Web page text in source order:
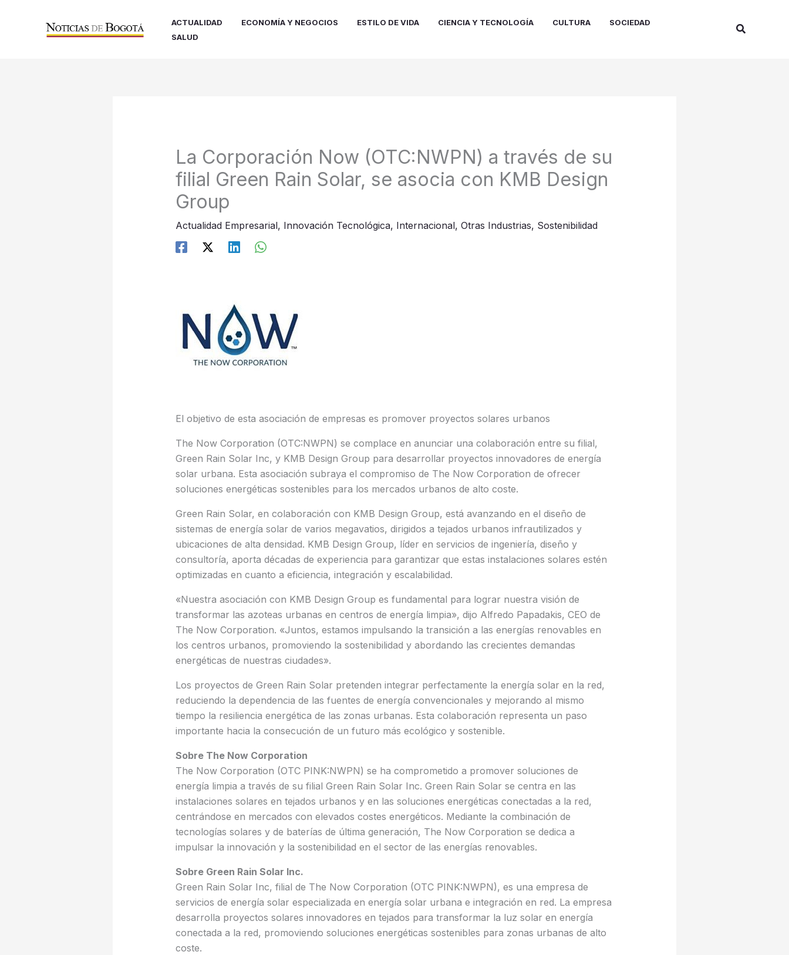
ACTUALIDAD ECONOMÍA Y NEGOCIOS ESTILO DE VIDA CIENCIA Y TECNOLOGÍA CULTURA
SOCIEDAD
SALUD
Buscar
La Corporación Now (OTC:NWPN) a través de su
filial Green Rain Solar, se asocia con KMB Design
Group
Actualidad Empresarial, Innovación Tecnológica, Internacional, Otras Industrias, Sostenibilidad
El objetivo de esta asociación de empresas es promover proyectos solares urbanos
The Now Corporation (OTC:NWPN) se complace en anunciar una colaboración entre su filial,
Green Rain Solar Inc, y KMB Design Group para desarrollar proyectos innovadores de energía
solar urbana. Esta asociación subraya el compromiso de The Now Corporation de ofrecer
soluciones energéticas sostenibles para los mercados urbanos de alto coste.
Green Rain Solar, en colaboración con KMB Design Group, está avanzando en el diseño de
sistemas de energía solar de varios megavatios, dirigidos a tejados urbanos infrautilizados y
ubicaciones de alta densidad. KMB Design Group, líder en servicios de ingeniería, diseño y
consultoría, aporta décadas de experiencia para garantizar que estas instalaciones solares estén
optimizadas en cuanto a eficiencia, integración y escalabilidad.
«Nuestra asociación con KMB Design Group es fundamental para lograr nuestra visión de
transformar las azoteas urbanas en centros de energía limpia», dijo Alfredo Papadakis, CEO de
The Now Corporation. «Juntos, estamos impulsando la transición a las energías renovables en
los centros urbanos, promoviendo la sostenibilidad y abordando las crecientes demandas
energéticas de nuestras ciudades».
Los proyectos de Green Rain Solar pretenden integrar perfectamente la energía solar en la red,
reduciendo la dependencia de las fuentes de energía convencionales y mejorando al mismo
tiempo la resiliencia energética de las zonas urbanas. Esta colaboración representa un paso
importante hacia la consecución de un futuro más ecológico y sostenible.
Sobre The Now Corporation
The Now Corporation (OTC PINK:NWPN) se ha comprometido a promover soluciones de
energía limpia a través de su filial Green Rain Solar Inc. Green Rain Solar se centra en las
instalaciones solares en tejados urbanos y en las soluciones energéticas conectadas a la red,
centrándose en mercados con elevados costes energéticos. Mediante la combinación de
tecnologías solares y de baterías de última generación, The Now Corporation se dedica a
impulsar la innovación y la sostenibilidad en el sector de las energías renovables.
Sobre Green Rain Solar Inc.
Green Rain Solar Inc, filial de The Now Corporation (OTC PINK:NWPN), es una empresa de
servicios de energía solar especializada en energía solar urbana e integración en red. La empresa
desarrolla proyectos solares innovadores en tejados para transformar la luz solar en energía
conectada a la red, promoviendo soluciones energéticas sostenibles para zonas urbanas de alto
coste.